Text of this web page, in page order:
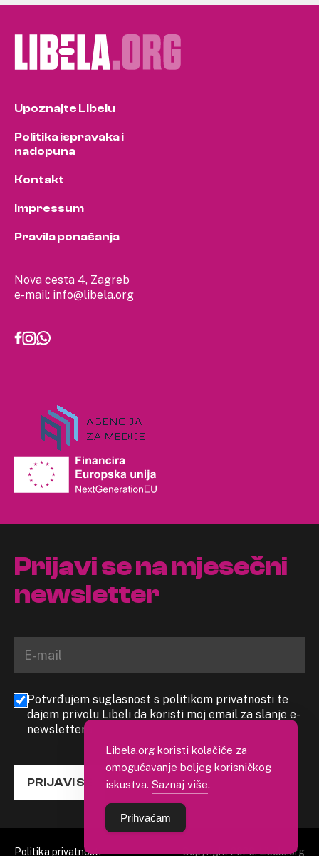
Nova cesta 4, Zagreb
e-mail: info@libela.org
Upoznajte Libelu
Politika ispravaka i
nadopuna
Kontakt
Impressum
Pravila ponašanja
Prijavi se na mjesečni
newsletter
Potvrđujem suglasnost s politikom privatnosti te
dajem privolu Libeli da koristi moj email za slanje e-
newslettera
PRIJAVI SE
Politika privatnosti Copyright 2026. Libela.org
Libela.org koristi kolačiće za
omogućavanje boljeg korisničkog
iskustva. Saznaj više.
Prihvaćam